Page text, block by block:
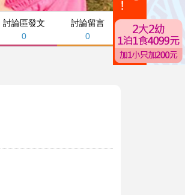
討論區發文
0
討論留言
0